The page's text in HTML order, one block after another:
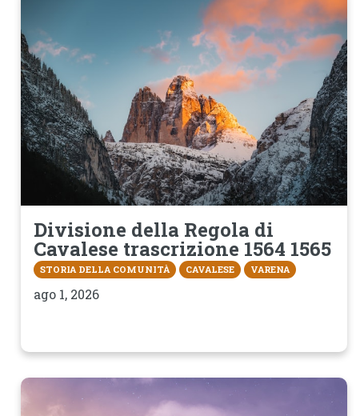
Divisione della Regola di
Cavalese trascrizione 1564 1565
STORIA DELLA COMUNITÀ CAVALESE VARENA
ago 1, 2026